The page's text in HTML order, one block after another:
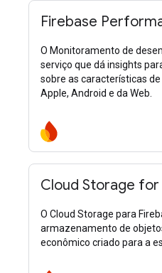
Firebase
O Monitoramento de
serviço que dá insights
sobre as características
Apple, Android e da Web.
Cloud Storage for
O Cloud Storage para
armazenamento de
econômico criado para a